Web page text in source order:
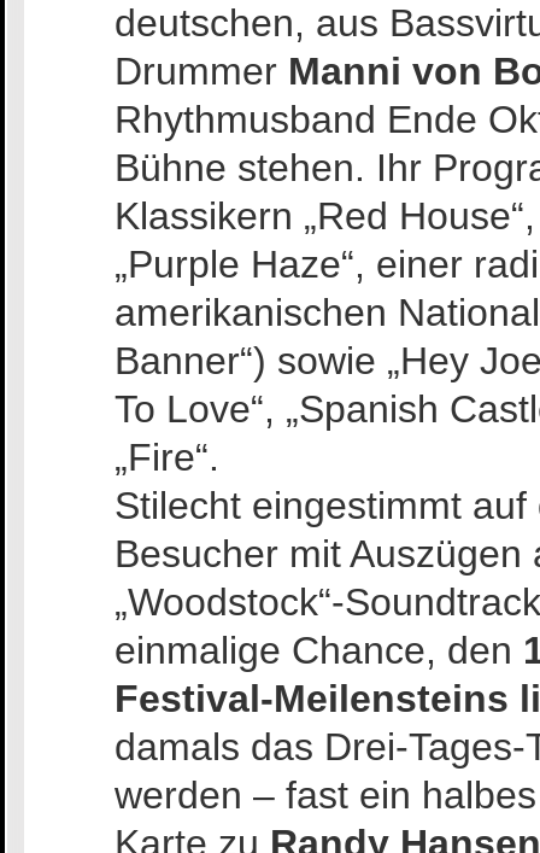
deutschen, aus
Drummer Manni von
Rhythmusband Ende
Bühne stehen. Ihr
Klassikern „Red
„Purple Haze“, einer
amerikanischen
Banner“) sowie „Hey
To Love“, „Spanish
„Fire“.
Stilecht eingestimmt
Besucher mit
„Woodstock“-
einmalige Chance, den
Festival-Meilensteins
damals das Drei-
werden – fast ein
Karte zu Randy